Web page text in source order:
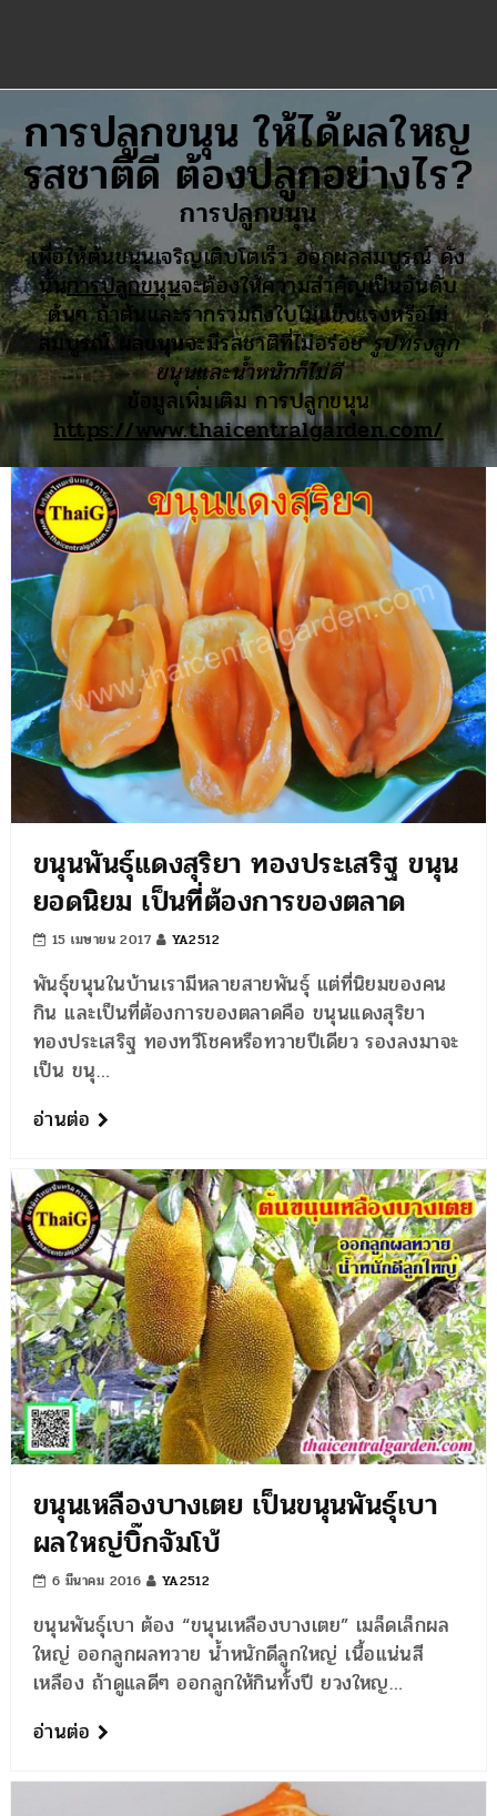
การปลูกขนุน ให้ได้ผลใหญ
รสชาติดี ต้องปลูกอย่างไร?
การปลูกขนุน
เพื่อให้ต้นขนุนเจริญเติบโตเร็ว ออกผลสมบูรณ์ ดัง
นั้นการปลูกขนุนจะต้องให้ความสำคัญเป็นอันดับ
ต้นๆ ถ้าต้นและรากรวมถึงใบไม่แข็งแรงหรือไม่
สมบูรณ์ผลขนุนจะมีรสชาติที่ไม่อร่อยรูปทรงลูก
ขนุนและน้ำหนักก็ไม่ดี
ข้อมูลเพิ่มเติม การปลูกขนุน
https://www.thaicentralgarden.com/
ขนุนพันธุ์แดงสุริยา ทองประเสริฐ ขนุน
ยอดนิยม เป็นที่ต้องการของตลาด
15 เมษายน 2017 YA2512
พันธุ์ขนุนในบ้านเรามีหลายสายพันธุ์ แต่ที่นิยมของคน
กิน และเป็นที่ต้องการของตลาดคือ ขนุนแดงสุริยา
ทองประเสริฐ ทองทวีโชคหรือทวายปีเดียว รองลงมาจะ
เป็น ขนุ…
อ่านต่อ
ขนุนเหลืองบางเตย เป็นขนุนพันธุ์เบา
ผลใหญ่บิ๊กจัมโบ้
6 มีนาคม 2016 YA2512
ขนุนพันธุ์เบา ต้อง “ขนุนเหลืองบางเตย” เมล็ดเล็กผล
ใหญ่ ออกลูกผลทวาย น้ำหนักดีลูกใหญ่ เนื้อแน่นสี
เหลือง ถ้าดูแลดีๆ ออกลูกให้กินทั้งปี ยวงใหญ…
อ่านต่อ